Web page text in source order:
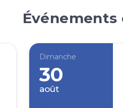
Dimanche
30
août